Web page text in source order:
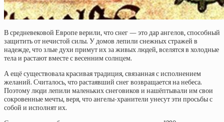
В средневековой Европе верили, что снег — это дар ангелов, способный
защитить от нечистой силы. У домов лепили снежных стражей в
надежде, что злые духи примут их за живых людей, вселятся в холодные
тела и растают вместе с весенним солнцем.
А ещё существовала красивая традиция, связанная с исполнением
желаний. Считалось, что растаявший снег возвращается на небеса.
Поэтому люди лепили маленьких снеговиков и нашёптывали им свои
сокровенные мечты, веря, что ангелы-хранители унесут эти просьбы с
собой и исполнят их.